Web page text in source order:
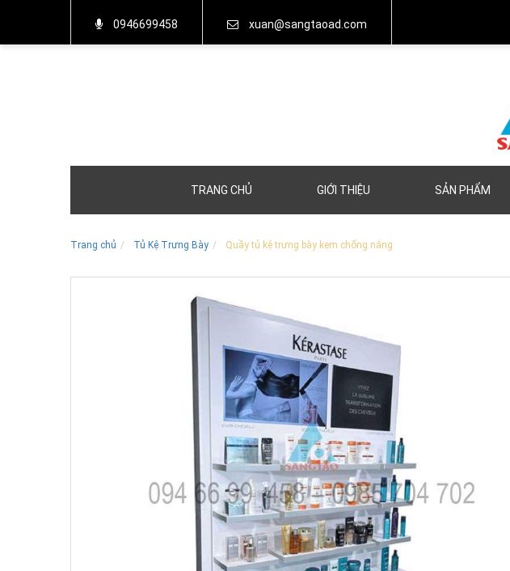
0946699458 xuan@sangtaoad.com
TRANG CHỦ GIỚI THIỆU SẢN PHẨM
Trang chủ Tủ Kệ Trưng Bày Quầy tủ kệ trưng bày kem chống nắng